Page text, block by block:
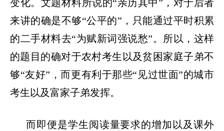
变化。文题材料所说的“亲历其中” ，对于后者
来讲的确是不够“公平的” ，只能通过平时积累
的二手材料去“为赋新词强说愁”。所以，这样
的题目的确对于农村考生以及贫困家庭子弟不
够“友好” ，而更有利于那些“ 见过世面”的城市
考生以及富家子弟发挥。
而即便是学生阅读量要求的增加以及课外